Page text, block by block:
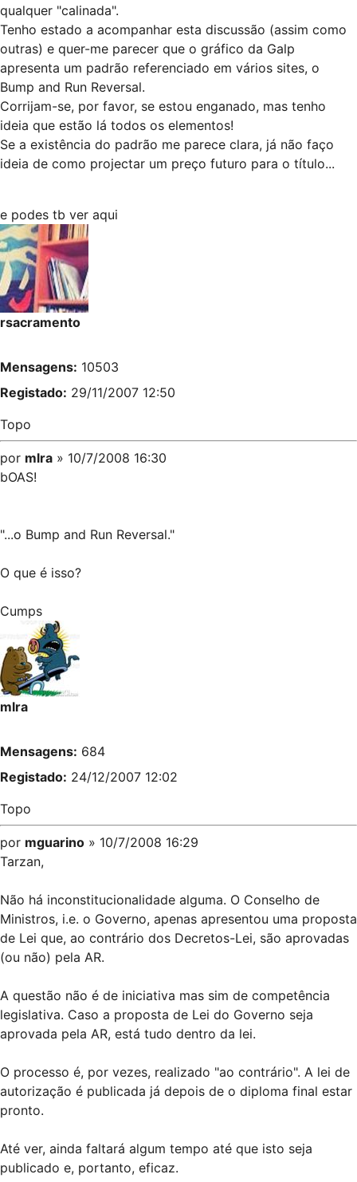
qualquer "calinada".
Tenho estado a acompanhar esta discussão (assim como
outras) e quer-me parecer que o gráfico da Galp
apresenta um padrão referenciado em vários sites, o
Bump and Run Reversal.
Corrijam-se, por favor, se estou enganado, mas tenho
ideia que estão lá todos os elementos!
Se a existência do padrão me parece clara, já não faço
ideia de como projectar um preço futuro para o título...
e podes tb ver aqui
rsacramento
Mensagens: 10503
Registado: 29/11/2007 12:50
Topo
por mlra » 10/7/2008 16:30
bOAS!
"...o Bump and Run Reversal."
O que é isso?
Cumps
mlra
Mensagens: 684
Registado: 24/12/2007 12:02
Topo
por mguarino » 10/7/2008 16:29
Tarzan,
Não há inconstitucionalidade alguma. O Conselho de
Ministros, i.e. o Governo, apenas apresentou uma proposta
de Lei que, ao contrário dos Decretos-Lei, são aprovadas
(ou não) pela AR.
A questão não é de iniciativa mas sim de competência
legislativa. Caso a proposta de Lei do Governo seja
aprovada pela AR, está tudo dentro da lei.
O processo é, por vezes, realizado "ao contrário". A lei de
autorização é publicada já depois de o diploma final estar
pronto.
Até ver, ainda faltará algum tempo até que isto seja
publicado e, portanto, eficaz.